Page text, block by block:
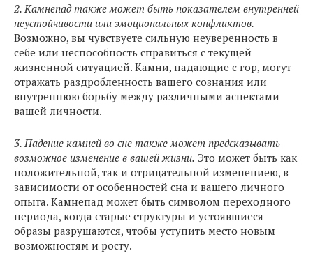
2. Камнепад также может быть показателем внутренней
неустойчивости или эмоциональных конфликтов.
Возможно, вы чувствуете сильную неуверенность в
себе или неспособность справиться с текущей
жизненной ситуацией. Камни, падающие с гор, могут
отражать раздробленность вашего сознания или
внутреннюю борьбу между различными аспектами
вашей личности.
3. Падение камней во сне также может предсказывать
возможное изменение в вашей жизни. Это может быть как
положительной, так и отрицательной изменениею, в
зависимости от особенностей сна и вашего личного
опыта. Камнепад может быть символом переходного
периода, когда старые структуры и устоявшиеся
образы разрушаются, чтобы уступить место новым
возможностям и росту.